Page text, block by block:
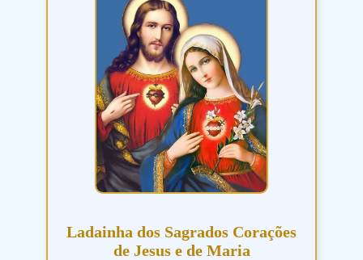
Ladainha dos Sagrados Corações
de Jesus e de Maria